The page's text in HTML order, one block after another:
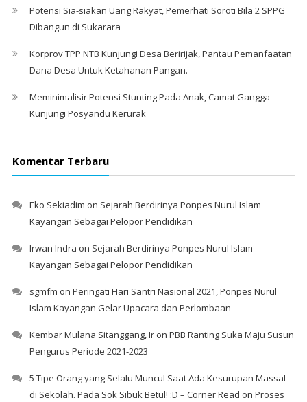
Potensi Sia-siakan Uang Rakyat, Pemerhati Soroti Bila 2 SPPG
Dibangun di Sukarara
Korprov TPP NTB Kunjungi Desa Beririjak, Pantau Pemanfaatan
Dana Desa Untuk Ketahanan Pangan.
Meminimalisir Potensi Stunting Pada Anak, Camat Gangga
Kunjungi Posyandu Kerurak
Komentar Terbaru
Eko Sekiadim on Sejarah Berdirinya Ponpes Nurul Islam
Kayangan Sebagai Pelopor Pendidikan
Irwan Indra on Sejarah Berdirinya Ponpes Nurul Islam
Kayangan Sebagai Pelopor Pendidikan
sgmfm on Peringati Hari Santri Nasional 2021, Ponpes Nurul
Islam Kayangan Gelar Upacara dan Perlombaan
Kembar Mulana Sitanggang, Iron PBB Ranting Suka Maju Susun
Pengurus Periode 2021-2023
5 Tipe Orang yang Selalu Muncul Saat Ada Kesurupan Massal
di Sekolah. Pada Sok Sibuk Betul! :D – Corner Read on Proses